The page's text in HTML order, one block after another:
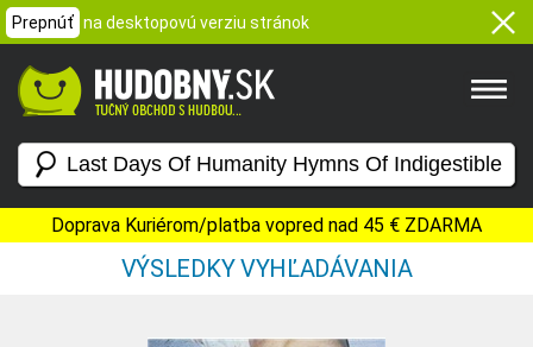
Prepnúť na desktopovú verziu stránok
Doprava Kuriérom/platba vopred nad 45 € ZDARMA
VÝSLEDKY VYHĽADÁVANIA